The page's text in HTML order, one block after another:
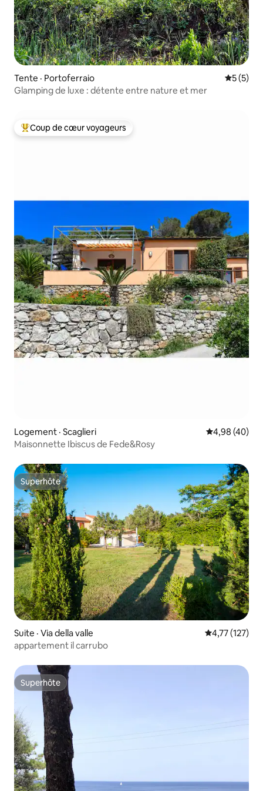
Tente · Portoferraio Note
5 (5)
Glamping de luxe : détente entre nature et mer
Coup de cœur voyageurs parmi les plus aimés
Coup de cœur voyageurs
Logement · Scaglieri Note
4,98 (40)
Maisonnette Ibiscus de Fede&Rosy
Superhôte
Superhôte
Suite · Via della valle Note
4,77 (127)
appartement il carrubo
Superhôte
Superhôte